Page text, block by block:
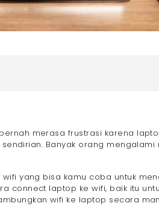
7
8
merasa frustrasi karena
Banyak orang mengalami
yang bisa kamu coba untuk
connect laptop ke wifi, baik itu
wifi ke laptop secara